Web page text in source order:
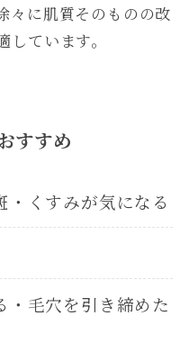
々に肌質そのものの改
ています。
すすめ
・くすみが気になる
・毛穴を引き締めた